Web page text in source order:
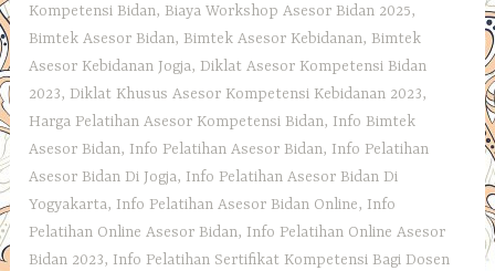
Kompetensi Bidan, Biaya Workshop Asesor Bidan 2025,
Bimtek Asesor Bidan, Bimtek Asesor Kebidanan, Bimtek
Asesor Kebidanan Jogja,Diklat Asesor Kompetensi Bidan
2023,Diklat Khusus Asesor Kompetensi Kebidanan 2023,
Harga Pelatihan Asesor Kompetensi Bidan, Info Bimtek
Asesor Bidan, Info Pelatihan Asesor Bidan, Info Pelatihan
Asesor Bidan Di Jogja, Info Pelatihan Asesor Bidan Di
Yogyakarta, Info Pelatihan Asesor Bidan Online, Info
Pelatihan Online Asesor Bidan, Info Pelatihan Online Asesor
Bidan 2023, Info Pelatihan Sertifikat Kompetensi Bagi Dosen